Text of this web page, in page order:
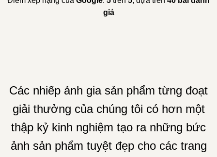
giá
Các nhiếp ảnh gia sản phẩm từng đoạt
giải thưởng của chúng tôi có hơn một
thập kỷ kinh nghiệm tạo ra những bức
ảnh sản phẩm tuyệt đẹp cho các trang